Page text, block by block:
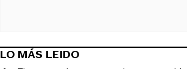
LO MÁS LEIDO